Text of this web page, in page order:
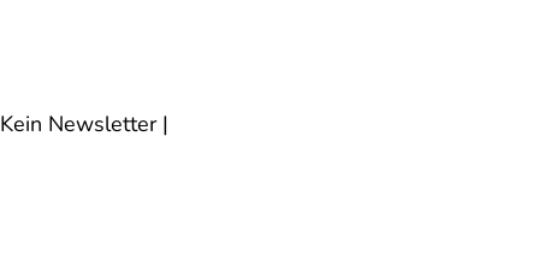
Kein Newsletter |